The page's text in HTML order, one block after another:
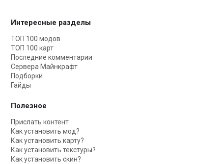
Интересные разделы
ТОП 100 модов
ТОП 100 карт
Последние комментарии
Сервера Майнкрафт
Подборки
Гайды
Полезное
Прислать контент
Как установить мод?
Как установить карту?
Как установить текстуры?
Как установить скин?